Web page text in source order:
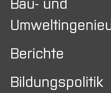
Berichte
Bildungspolitik